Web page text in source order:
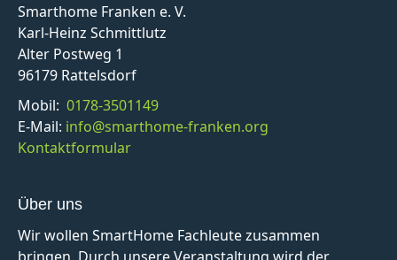
Smarthome Franken e. V.
Karl-Heinz Schmittlutz
Alter Postweg 1
96179 Rattelsdorf
Mobil: 0178-3501149
E-Mail: info@smarthome-franken.org
Kontaktformular
Über uns
Wir wollen SmartHome Fachleute zusammen